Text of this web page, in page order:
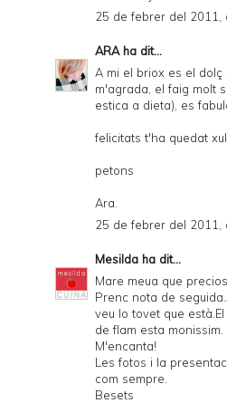
25 de febrer del 2011,
ARAha dit...
A mi el briox es el dolç
m'agrada, el faig molt
estica a dieta), es
felicitats t'ha quedat
petons
Ara.
25 de febrer del 2011,
Mesilda ha dit...
Mare meua que
Prenc nota de
veu lo tovet que
de flam esta monissim.
M'encanta!
Les fotos i la
com sempre.
Besets